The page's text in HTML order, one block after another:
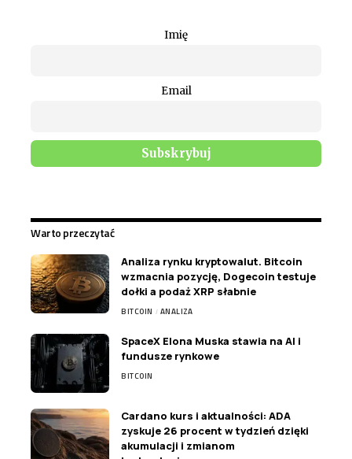
Imię
Email
Warto przeczytać
Analiza rynku kryptowalut. Bitcoin
wzmacnia pozycję, Dogecoin testuje
dołki a podaż XRP słabnie
BITCOIN ANALIZA
SpaceX Elona Muska stawia na AI i
fundusze rynkowe
BITCOIN
Cardano kurs i aktualności: ADA
zyskuje 26 procent w tydzień dzięki
akumulacji i zmianom